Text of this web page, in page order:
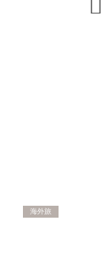
海外旅